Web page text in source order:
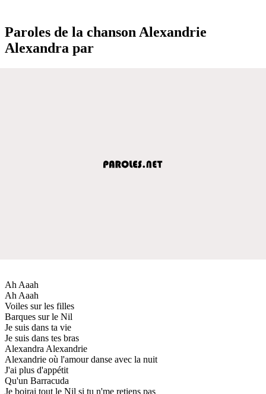
Paroles de la chanson Alexandrie
Alexandra par
Ah Aaah
Ah Aaah
Voiles sur les filles
Barques sur le Nil
Je suis dans ta vie
Je suis dans tes bras
Alexandra Alexandrie
Alexandrie où l'amour danse avec la nuit
J'ai plus d'appétit
Qu'un Barracuda
Je boirai tout le Nil si tu n'me retiens pas